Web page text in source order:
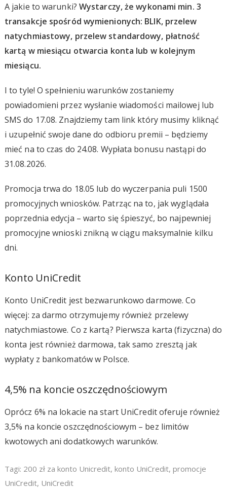
A jakie to warunki? Wystarczy, że wykonami min. 3
transakcje spośród wymienionych: BLIK, przelew
natychmiastowy, przelew standardowy, płatność
kartą w miesiącu otwarcia konta lub w kolejnym
miesiącu.
I to tyle! O spełnieniu warunków zostaniemy
powiadomieni przez wysłanie wiadomości mailowej lub
SMS do 17.08. Znajdziemy tam link który musimy kliknąć
i uzupełnić swoje dane do odbioru premii – będziemy
mieć na to czas do 24.08. Wypłata bonusu nastąpi do
31.08.2026.
Promocja trwa do 18.05 lub do wyczerpania puli 1500
promocyjnych wniosków. Patrząc na to, jak wyglądała
poprzednia edycja – warto się śpieszyć, bo najpewniej
promocyjne wnioski znikną w ciągu maksymalnie kilku
dni.
Konto UniCredit
Konto UniCredit jest bezwarunkowo darmowe. Co
więcej: za darmo otrzymujemy również przelewy
natychmiastowe. Co z kartą? Pierwsza karta (fizyczna) do
konta jest również darmowa, tak samo zresztą jak
wypłaty z bankomatów w Polsce.
4,5% na koncie oszczędnościowym
Oprócz 6% na lokacie na start UniCredit oferuje również
3,5% na koncie oszczędnościowym – bez limitów
kwotowych ani dodatkowych warunków.
Tagi: 200 zł za konto Unicredit, konto UniCredit, promocje
UniCredit, UniCredit